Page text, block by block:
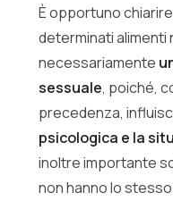
È opportuno
determinati alimenti
necessariamente
sessuale, poiché,
precedenza,
psicologica e la
inoltre importante
non hanno lo